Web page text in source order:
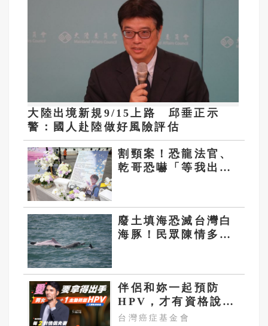
大陸出境新規9/15上路 邱垂正示
警：國人赴陸做好風險評估
割頸案！恐龍法官、
乾哥恐嚇「等我出去
廢土填海恐滅台灣白
海豚！民眾陳情多機
伴侶和妳一起預防
HPV，才有資格說愛
妳！
台灣癌症基金會